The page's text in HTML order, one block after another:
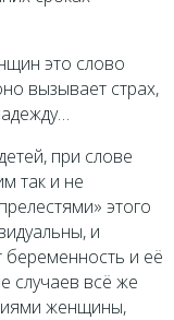
это слово
вызывает страх,
при слове
так и не
этого
и
беременность и её
случаев всё же
женщины,